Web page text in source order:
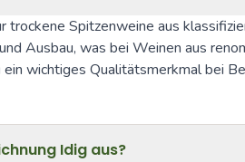
Spitzenweine aus
Ausbau, was bei Weinen aus
wichtiges Qualitätsmerkmal bei
Idig aus?